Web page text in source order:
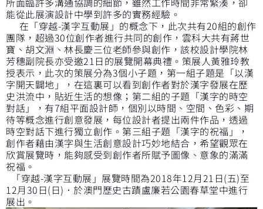
能從此展演設計中學到許多的實務經驗。
在「穿越-漢字互動展」的概念下，此次共有20組的創作
團隊，超過30位創作者進行共同的創作，雲科大共有蔣世
寶、胡文淵、林長慶三位老師參與創作，該校設計學院林
芳穗副院長亦受邀21日的展覽開幕典禮。策展人黃雅玲教
授表示，此次的策展分為3個小子題，第一組子題是「以漢
字開天闢地」，在這裏可以看到創作者對於漢字發展在歷
史洪流中，貼近生活的想像；第二組的子題「漢字的時空
對話」，有7組平面設計師，個別以時間、空間、色彩、期
待等概念進行創意發展，每位設計者提出兩件作品，透過
時空對話下進行獨立創作。第三組子題「漢字的祝福」，
創作者藉由漢字與生活創意設計巧妙地結合，希望觀眾在
欣賞展覽時，能夠感受到創作者所賦予圖像、意象的滿滿
祝福。
「穿越-漢字互動展」展覽時間為2018年12月21日(五)至
12月30日(日)．於澳門歷史古蹟盧廉若公園春草堂中進行
展出。